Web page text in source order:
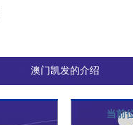
澳门凯发的介绍
当前